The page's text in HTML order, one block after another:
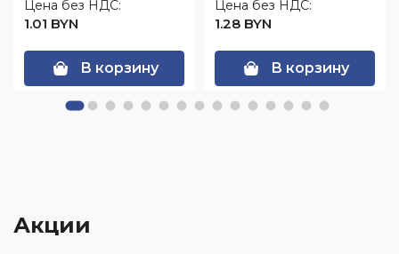
Цена без НДС:
1.01 BYN
В корзину
Цена без НДС:
1.28 BYN
В корзину
Акции